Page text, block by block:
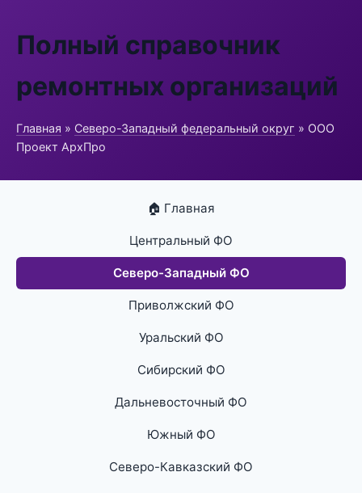
Полный справочник
ремонтных организаций
Главная » Северо-Западный федеральный округ » ООО
Проект АрхПро
🏠 Главная
Центральный ФО
Северо-Западный ФО
Приволжский ФО
Уральский ФО
Сибирский ФО
Дальневосточный ФО
Южный ФО
Северо-Кавказский ФО